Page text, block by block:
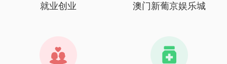
就业创业 澳门新葡京娱乐城